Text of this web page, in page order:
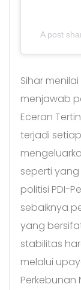
A post
Sihar
menjawab
Eceran
terjadi
seperti
politisi PDI-
sebaiknya
yang
stabilitas
melalui
Perkebunan